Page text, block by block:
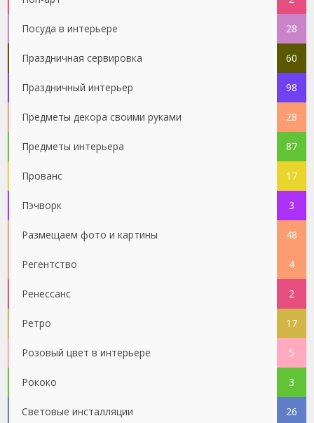
Посуда в интерьере 28
Праздничная сервировка 60
Праздничный интерьер 98
Предметы декора своими руками 28
Предметы интерьера 87
Прованс 17
Пэчворк 3
Размещаем фото и картины 48
Регентство 4
Ренессанс 2
Ретро 17
Розовый цвет в интерьере 5
Рококо 3
Световые инсталляции 26